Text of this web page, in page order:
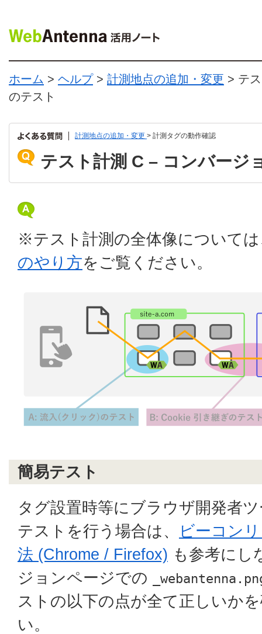
ホーム > ヘルプ> 計測地点の追加・変更 > テ
のテスト
計測地点の追加・変更 > 計測タグの動作確認
テスト計測 C – コンバージ
※テスト計測の全体像について
のやり方をご覧ください。
簡易テスト
タグ設置時等にブラウザ開発者
テストを行う場合は、
ビーコン
法 (Chrome / Firefox) も参考にし
ジョンページでの
ストの以下の点が全て正しいか
い。